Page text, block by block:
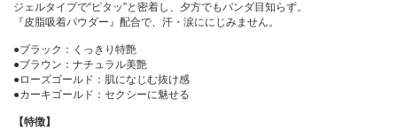
ジェルタイプで“ピタッ”と密着し、夕方でもパンダ目知らず。
『皮脂吸着パウダー』配合で、汗・涙ににじみません。
●ブラック：くっきり特艶
●ブラウン：ナチュラル美艶
●ローズゴールド：肌になじむ抜け感
●カーキゴールド：セクシーに魅せる
【特徴】